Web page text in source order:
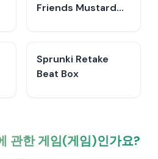
Friends Mustard
Sprunki Retake
Beat Box
관한 게임(게임)인가요?